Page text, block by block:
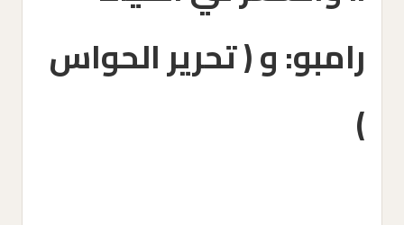
رامبو: و ( تحرير الحواس
)